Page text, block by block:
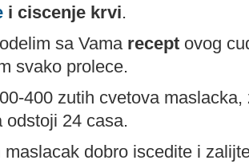
i ciscenje krvi.
sa Vama recept ovog
svako prolece.
400 zutih cvetova
odstoji 24 casa.
dobro iscedite i